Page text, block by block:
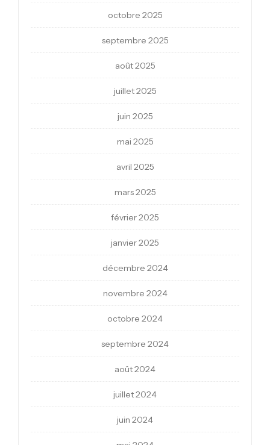
octobre 2025
septembre 2025
août 2025
juillet 2025
juin 2025
mai 2025
avril 2025
mars 2025
février 2025
janvier 2025
décembre 2024
novembre 2024
octobre 2024
septembre 2024
août 2024
juillet 2024
juin 2024